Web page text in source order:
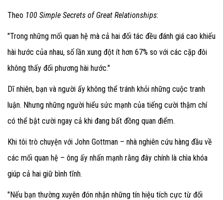
Theo 100 Simple Secrets of Great Relationships:
"Trong những mối quan hệ mà cả hai đối tác đều đánh giá cao khiếu
hài hước của nhau, số lần xung đột ít hơn 67% so với các cặp đôi
không thấy đối phương hài hước."
Dĩ nhiên, bạn và người ấy không thể tránh khỏi những cuộc tranh
luận. Nhưng những người hiểu sức mạnh của tiếng cười thậm chí
có thể bật cười ngay cả khi đang bất đồng quan điểm.
Khi tôi trò chuyện với John Gottman – nhà nghiên cứu hàng đầu về
các mối quan hệ – ông ấy nhấn mạnh rằng đây chính là chìa khóa
giúp cả hai giữ bình tĩnh.
"Nếu bạn thường xuyên đón nhận những tín hiệu tích cực từ đối